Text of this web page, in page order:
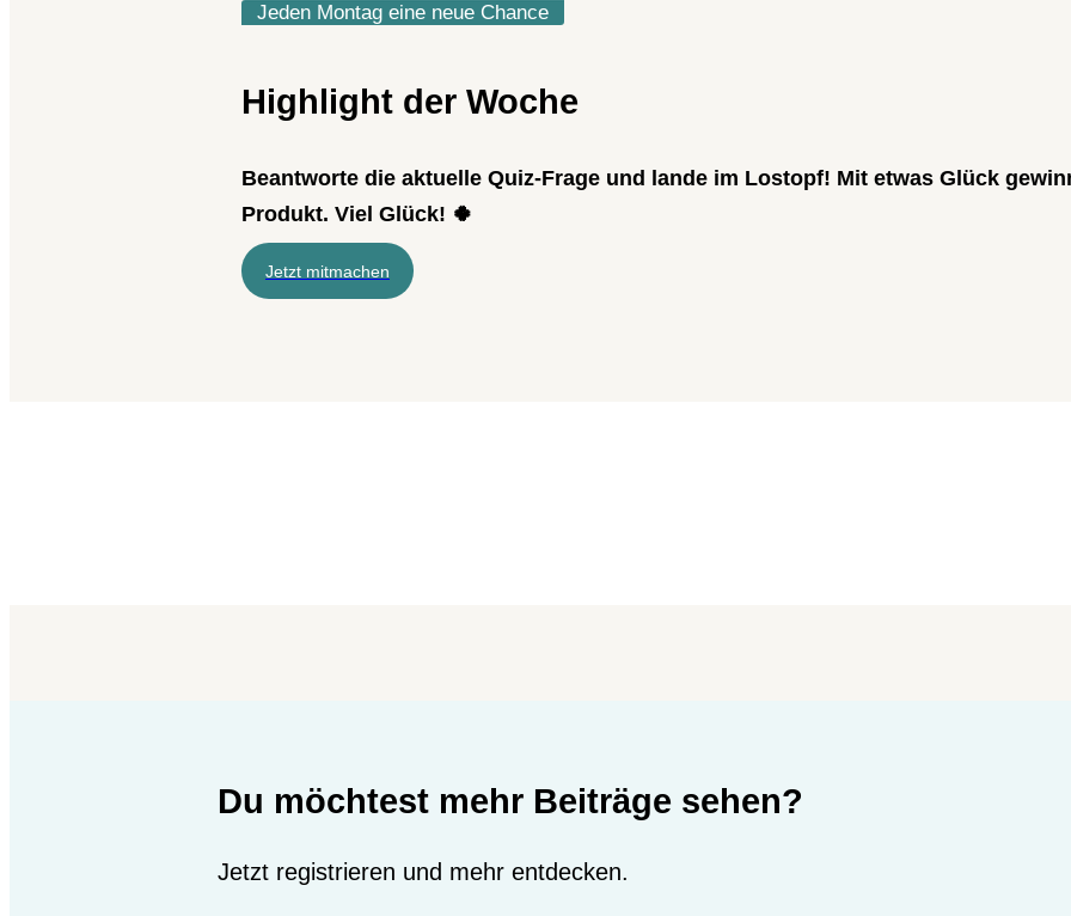
Jeden Montag eine neue Chance
Highlight der Woche
Beantworte die aktuelle Quiz-Frage und lande im Lostopf! Mit etwas Glück
Produkt. Viel Glück! 🍀
Jetzt mitmachen
Du möchtest mehr Beiträge sehen?
Jetzt registrieren und mehr entdecken.